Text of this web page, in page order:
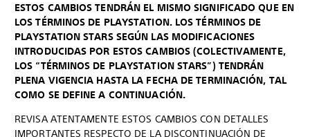
ESTOS CAMBIOS TENDRÁN EL MISMO SIGNIFICADO QUE EN
LOS TÉRMINOS DE PLAYSTATION. LOS TÉRMINOS DE
PLAYSTATION STARS SEGÚN LAS MODIFICACIONES
INTRODUCIDAS POR ESTOS CAMBIOS (COLECTIVAMENTE,
LOS “TÉRMINOS DE PLAYSTATION STARS”) TENDRÁN
PLENA VIGENCIA HASTA LA FECHA DE TERMINACIÓN, TAL
COMO SE DEFINE A CONTINUACIÓN.
REVISA ATENTAMENTE ESTOS CAMBIOS CON DETALLES
IMPORTANTES RESPECTO DE LA DISCONTINUACIÓN DE